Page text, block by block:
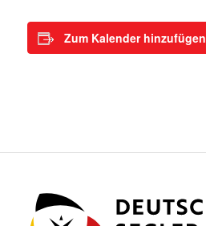
Zum Kalender hinzufügen